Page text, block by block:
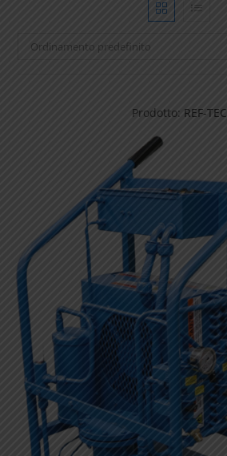
Ordinamento predefinito
Prodotto: REF-TEC